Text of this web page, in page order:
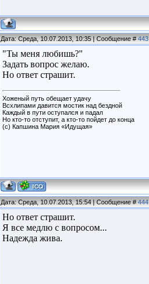
Дата: Среда, 10.07.2013, 10:35 | Сообщение #443
"Ты меня любишь?"
Задать вопрос желаю.
Но ответ страшит.
Хоженый путь обещает удачу
Всхлипами давится мостик над бездной
Каждый в пути оступался и падал
Но кто-то отступит, а кто-то пойдет до конца
(с) Капшина Мария «Идущая»
Дата: Среда, 10.07.2013, 15:54 | Сообщение #444
Но ответ страшит.
Я все медлю с вопросом...
Надежда жива.